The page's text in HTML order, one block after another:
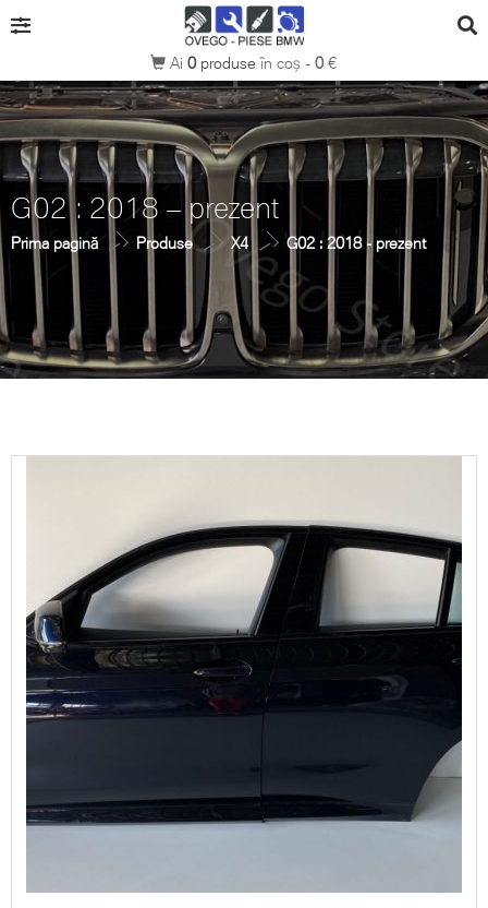
Ai 0produseîn coș - 0€
G02 : 2018 – prezent
Prima pagină Produse X4 G02 : 2018 - prezent